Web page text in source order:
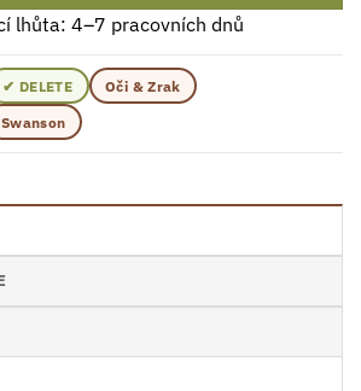
lhůta: 4–7 pracovních dnů
✔ DELETE
Oči & Zrak
Swanson